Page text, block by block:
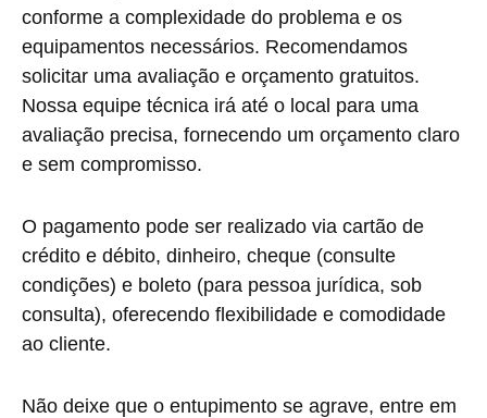
conforme a complexidade do problema e os
equipamentos necessários. Recomendamos
solicitar uma avaliação e orçamento gratuitos.
Nossa equipe técnica irá até o local para uma
avaliação precisa, fornecendo um orçamento claro
e sem compromisso.
O pagamento pode ser realizado via cartão de
crédito e débito, dinheiro, cheque (consulte
condições) e boleto (para pessoa jurídica, sob
consulta), oferecendo flexibilidade e comodidade
ao cliente.
Não deixe que o entupimento se agrave, entre em